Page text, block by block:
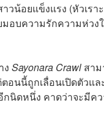
น้อยแข็งแรง (หัวเรา
อบความรักความห่วง
ง Sayonara Crawl สา
อนนี้ถูกเลื่อนเปิดตัวแล
กนิดหนึ่ง คาดว่าจะมีค